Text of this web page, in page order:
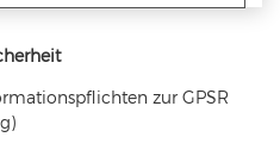
zur GPSR